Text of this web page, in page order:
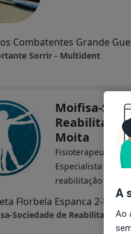
Sorrir - Multident
Moifisa-
Reabilitação
Moita
Fisioterapeuta,
Especialista em
reabilitação
Florbela Espanca 2-B,
Sociedade de Reabilitação
A
Ao